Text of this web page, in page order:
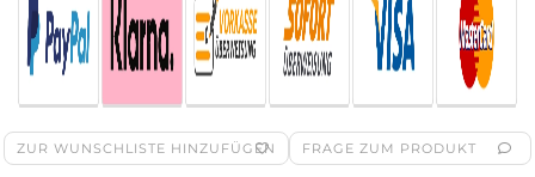
ZUR WUNSCHLISTE HINZUFÜGEN FRAGE ZUM PRODUKT